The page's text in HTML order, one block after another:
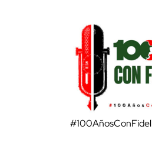
#100AñosConFidel